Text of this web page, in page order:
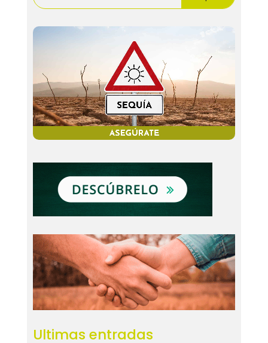
Ultimas entradas